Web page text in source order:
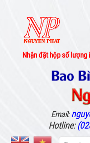
Nhận đặt hộp số lượng
Email:
Hotline: